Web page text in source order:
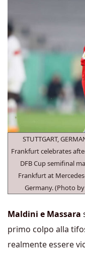
STUTTGART,
Frankfurt celebrates
DFB Cup semifinal
Frankfurt at
Germany. (Photo
Maldini e Massara
primo colpo alla
realmente essere